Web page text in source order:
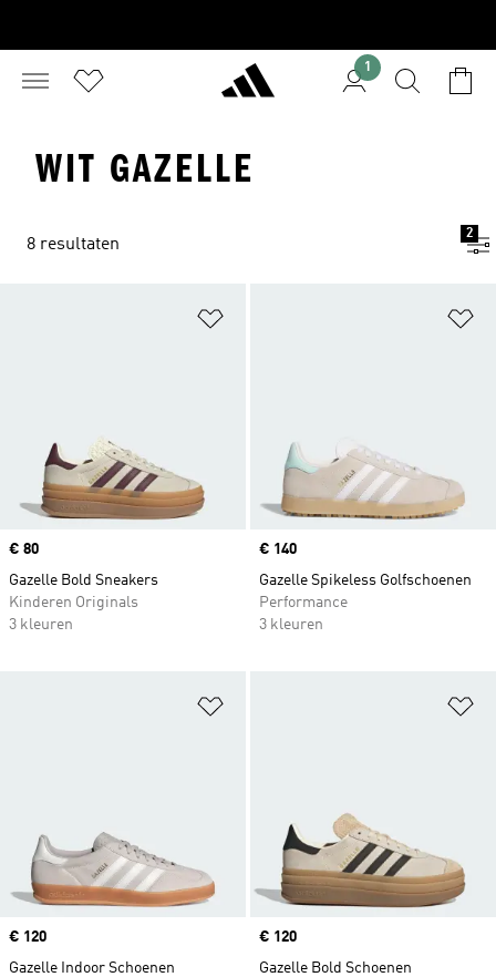
1
WIT GAZELLE
8 resultaten
2
Price
€ 80
Gazelle Bold Sneakers
Kinderen Originals
3 kleuren
Price
€ 140
Gazelle Spikeless Golfschoenen
Performance
3 kleuren
Price
€ 120
Gazelle Indoor Schoenen
Price
€ 120
Gazelle Bold Schoenen